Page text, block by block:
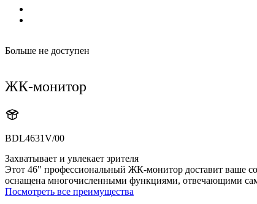
Больше не доступен
ЖК-монитор
BDL4631V/00
Захватывает и увлекает зрителя
Этот 46" профессиональный ЖК-монитор доставит ваше
оснащена многочисленными функциями, отвечающими
Посмотреть все преимущества